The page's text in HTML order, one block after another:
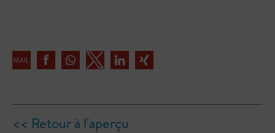
<< Retour à l'aperçu